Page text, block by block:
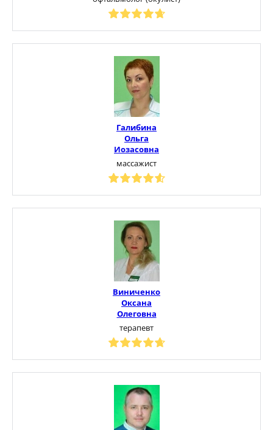
Галибина
Ольга
Иозасовна
массажист
Виниченко
Оксана
Олеговна
терапевт